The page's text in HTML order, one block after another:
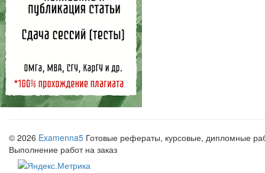
© 2026 Examenna5 Готовые рефераты, курсовые, дипломные
Выполнение работ на заказ